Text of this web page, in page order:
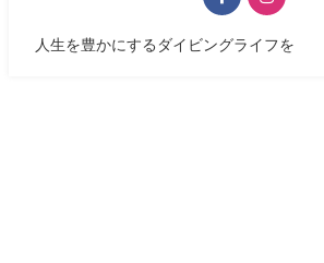
人生を豊かにするダイビングライフを